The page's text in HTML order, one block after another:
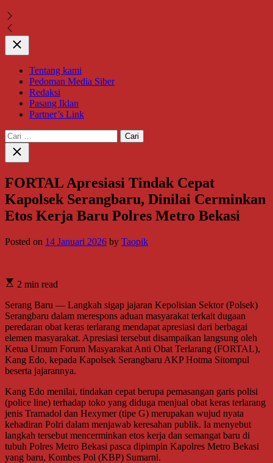
Close
Tentang kami
Pedoman Media Siber
Redaksi
Pasang Iklan
Partner’s Link
Cari
untuk:
Close
search
FORTAL Apresiasi Tindak Cepat
Kapolsek Serangbaru, Dinilai Cerminkan
Etos Kerja Baru Polres Metro Bekasi
Posted on 14 Januari 2026 by Taopik
2 min read
Serang Baru — Langkah sigap jajaran Kepolisian Sektor (Polsek)
Serangbaru dalam merespons aduan masyarakat terkait dugaan
peredaran obat keras terlarang mendapat apresiasi dari berbagai
elemen masyarakat. Apresiasi tersebut disampaikan langsung oleh
Ketua Umum Forum Masyarakat Anti Obat Terlarang (FORTAL),
Kang Edo, kepada Kapolsek Serangbaru AKP Hotma Sitompul
beserta jajarannya.
Kang Edo menilai, tindakan cepat berupa pemasangan garis polisi
(police line) terhadap toko yang diduga menjual obat keras terlarang
jenis Tramadol dan Hexymer (tipe G) merupakan wujud nyata
kehadiran Polri dalam menjawab keresahan publik. Ia menyebut
langkah tersebut mencerminkan etos kerja dan semangat baru di
tubuh Polres Metro Bekasi pasca dipimpin Kapolres Metro Bekasi
yang baru, Kombes Pol (KBP) Sumarni.